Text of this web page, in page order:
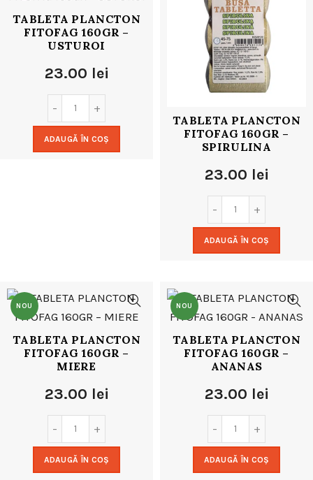
TABLETA PLANCTON
FITOFAG 160GR –
USTUROI
23.00 lei
ADAUGĂ ÎN COȘ
TABLETA PLANCTON
FITOFAG 160GR –
SPIRULINA
23.00 lei
ADAUGĂ ÎN COȘ
NOU
TABLETA PLANCTON
FITOFAG 160GR –
MIERE
23.00 lei
ADAUGĂ ÎN COȘ
NOU
TABLETA PLANCTON
FITOFAG 160GR –
ANANAS
23.00 lei
ADAUGĂ ÎN COȘ